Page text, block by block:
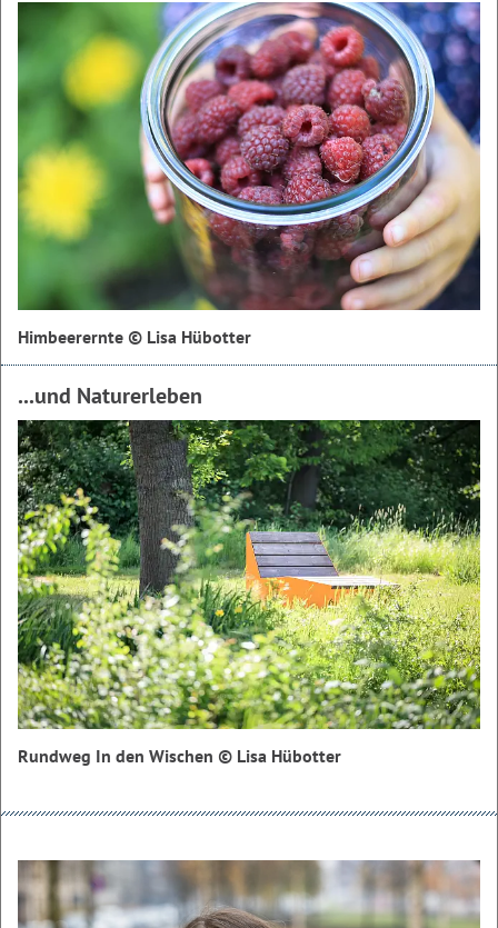
Himbeerernte © Lisa Hübotter
...und Naturerleben
Rundweg In den Wischen © Lisa Hübotter